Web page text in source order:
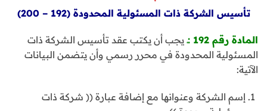
تأسيس الشركة ذات المسئولية المحدودة (192 – 200)
المادة رقم 192 :ـ
يجب أن يكتب عقد تأسيس الشركة ذات
المسئولية المحدودة في محرر رسمي وأن يتضمن البيانات
الآتية:
إسم الشركة وعنوانها مع إضافة عبارة (( شركة ذات